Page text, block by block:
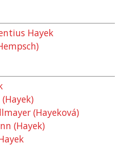
Hayek
(Hayeková)
(Hayek)